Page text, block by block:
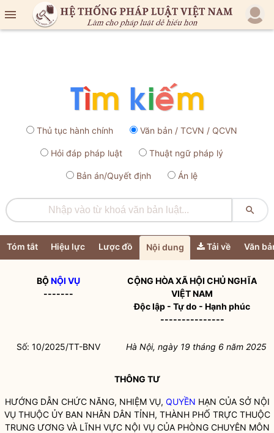

Thủ tục hành chính Văn bản / TCVN / QCVN
Hỏi đáp pháp luật Thuật ngữ pháp lý
Bản án/Quyết định Án lệ

Tóm tắt Hiệu lực Lược đồ Nội dung Tải về Văn
BỘNỘI VỤ
-------
CỘNG HÒA XÃ HỘI CHỦ NGHĨA
VIỆT NAM
Độc lập - Tự do - Hạnh phúc
---------------
Số: 10/2025/TT-BNV Hà Nội, ngày 19 tháng 6 năm 2025
THÔNG TƯ
HƯỚNG DẪN CHỨC NĂNG, NHIỆM VỤ, QUYỀN HẠN CỦA SỞ NỘI
VỤTHUỘC ỦY BAN NHÂN DÂN TỈNH, THÀNH PHỐ TRỰC THUỘC
TRUNG ƯƠNG VÀ LĨNH VỰC NỘI VỤCỦA PHÒNG CHUYÊN MÔN